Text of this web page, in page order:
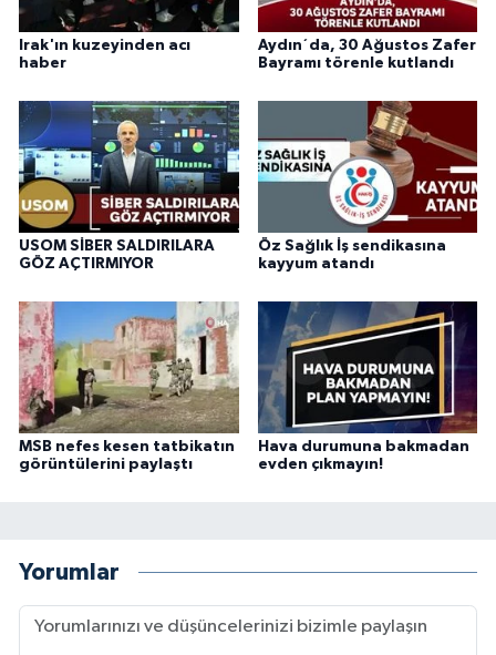
Irak'ın kuzeyinden acı
haber
Aydın´da, 30 Ağustos Zafer
Bayramı törenle kutlandı
USOM SİBER SALDIRILARA
GÖZ AÇTIRMIYOR
Öz Sağlık İş sendikasına
kayyum atandı
MSB nefes kesen tatbikatın
görüntülerini paylaştı
Hava durumuna bakmadan
evden çıkmayın!
Yorumlar